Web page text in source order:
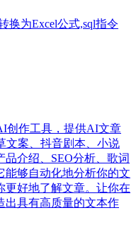
换为Excel公式,sql指令
创作工具，提供AI文章
文案、抖音剧本、小说
介绍、SEO分析、歌词
能够自动化地分析你的文
更好地了解文章。让你在
出具有高质量的文本作